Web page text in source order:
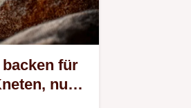
für
nur